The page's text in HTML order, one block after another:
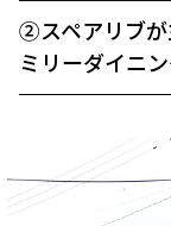
②スペアリブが
ミリーダイニン